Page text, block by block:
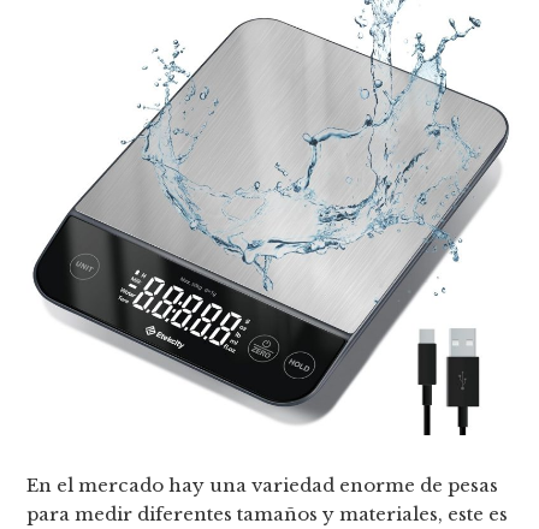
En el mercado hay una variedad enorme de pesas
para medir diferentes tamaños y materiales, este es